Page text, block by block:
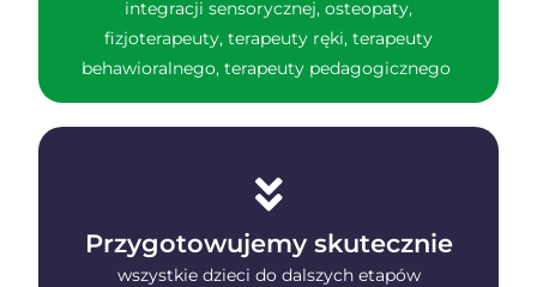
integracji sensorycznej, osteopaty,
fizjoterapeuty, terapeuty ręki, terapeuty
behawioralnego, terapeuty pedagogicznego
Przygotowujemy skutecznie
wszystkie dzieci do dalszych etapów